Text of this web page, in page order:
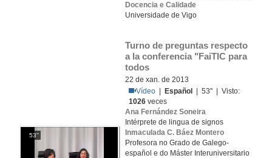
Docencia e Calidade
Universidade de Vigo
53''
Turno de preguntas respecto
a la conferencia "FaiTIC para
todos
22 de xan. de 2013
Vídeo
Español
| 53'' | Visto:
1026 veces
Ana Fernández Soneira
Intérprete de lingua de signos
Inmaculada C. Báez Montero
Profesora no Grado de Galego-
español e do Máster Interuniversitario